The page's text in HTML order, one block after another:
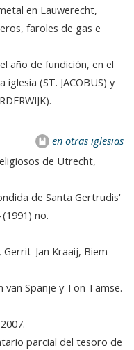
en Lauwerecht,
faroles de gas e
año de fundición, en el
(ST. JACOBUS) y
en otras iglesias
de Utrecht,
de Santa Gertrudis'
no.
Jan Kraaij, Biem
van Spanje y Ton Tamse.
parcial del tesoro de